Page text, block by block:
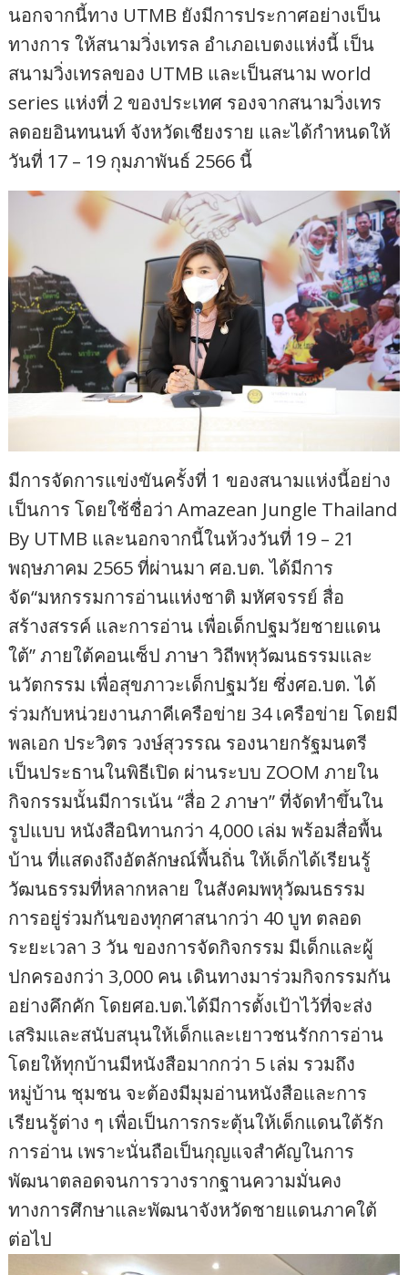
นอกจากนี้ทาง UTMB ยังมีการประกาศอย่างเป็น
ทางการ ให้สนามวิ่งเทรล อำเภอเบตงแห่งนี้ เป็น
สนามวิ่งเทรลของ UTMB และเป็นสนาม world
series แห่งที่ 2 ของประเทศ รองจากสนามวิ่งเทร
ลดอยอินทนนท์ จังหวัดเชียงราย และได้กำหนดให้
วันที่ 17 – 19 กุมภาพันธ์ 2566 นี้
มีการจัดการแข่งขันครั้งที่ 1 ของสนามแห่งนี้อย่าง
เป็นการ โดยใช้ชื่อว่า Amazean Jungle Thailand
By UTMB และนอกจากนี้ในห้วงวันที่ 19 – 21
พฤษภาคม 2565 ที่ผ่านมา ศอ.บต. ได้มีการ
จัด“มหกรรมการอ่านแห่งชาติ มหัศจรรย์ สื่อ
สร้างสรรค์ และการอ่าน เพื่อเด็กปฐมวัยชายแดน
ใต้” ภายใต้คอนเซ็ป ภาษา วิถีพหุวัฒนธรรมและ
นวัตกรรม เพื่อสุขภาวะเด็กปฐมวัย ซึ่งศอ.บต. ได้
ร่วมกับหน่วยงานภาคีเครือข่าย 34 เครือข่าย โดยมี
พลเอก ประวิตร วงษ์สุวรรณ รองนายกรัฐมนตรี
เป็นประธานในพิธีเปิด ผ่านระบบ ZOOM ภายใน
กิจกรรมนั้นมีการเน้น “สื่อ 2 ภาษา” ที่จัดทำขึ้นใน
รูปแบบ หนังสือนิทานกว่า 4,000 เล่ม พร้อมสื่อพื้น
บ้าน ที่แสดงถึงอัตลักษณ์พื้นถิ่น ให้เด็กได้เรียนรู้
วัฒนธรรมที่หลากหลาย ในสังคมพหุวัฒนธรรม
การอยู่ร่วมกันของทุกศาสนากว่า 40 บูท ตลอด
ระยะเวลา 3 วัน ของการจัดกิจกรรม มีเด็กและผู้
ปกครองกว่า 3,000 คน เดินทางมาร่วมกิจกรรมกัน
อย่างคึกคัก โดยศอ.บต.ได้มีการตั้งเป้าไว้ที่จะส่ง
เสริมและสนับสนุนให้เด็กและเยาวชนรักการอ่าน
โดยให้ทุกบ้านมีหนังสือมากกว่า 5 เล่ม รวมถึง
หมู่บ้าน ชุมชน จะต้องมีมุมอ่านหนังสือและการ
เรียนรู้ต่าง ๆ เพื่อเป็นการกระตุ้นให้เด็กแดนใต้รัก
การอ่าน เพราะนั่นถือเป็นกุญแจสำคัญในการ
พัฒนาตลอดจนการวางรากฐานความมั่นคง
ทางการศึกษาและพัฒนาจังหวัดชายแดนภาคใต้
ต่อไป